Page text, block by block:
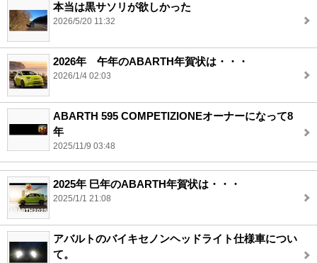
本当は黒サソリが欲しかった
2026/5/20 11:32
2026年 午年のABARTH年賀状は・・・
2026/1/4 02:03
ABARTH 595 COMPETIZIONEオーナーになって8
年
2025/11/9 03:48
2025年 巳年のABARTH年賀状は・・・
2025/1/1 21:08
アバルトのバイキセノンヘッドライト仕様車につい
て。